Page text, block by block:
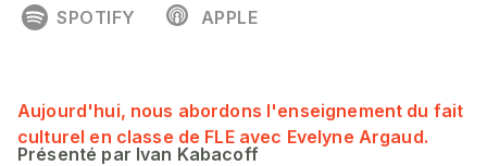
SPOTIFY
APPLE
Aujourd'hui, nous abordons l'enseignement du fait
culturel en classe de FLE avec Evelyne Argaud.
Présenté par Ivan Kabacoff